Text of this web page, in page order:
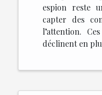
espion reste
capter des
l’attention.
déclinent en